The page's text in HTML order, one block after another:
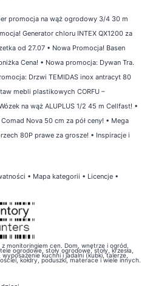
promocja na wąż ogrodowy 3/4 30 m
Generator chloru INTEX QX1200 za
od 27.07 • Nowa Promocja! Basen
Cena! • Nowa promocja: Dywan Tra.
Drzwi TEMIDAS inox antracyt 80
mebli plastikowych CORFU –
na wąż ALUPLUS 1/2 45 m Cellfast! •
Nova 50 cm za pół ceny! • Mega
80P prawe za grosze! • Inspiracje i
• Mapa kategorii • Licencje •
monitoringiem cen. Dom, wnętrze i ogród.
ogrodowe, stoły ogrodowe, stoły, krzesła,
kuchni i jadalni (kubki, talerze,
kołdry, poduszki, materace i wiele innych.